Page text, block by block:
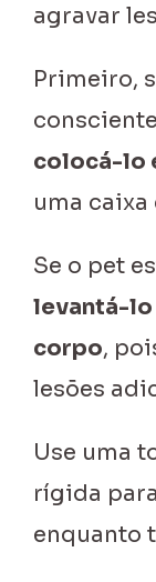
agravar
Primeiro,
colocá-lo
uma
Se o pet
levantá-lo
corpo,
lesões
Use uma
rígida
enquanto